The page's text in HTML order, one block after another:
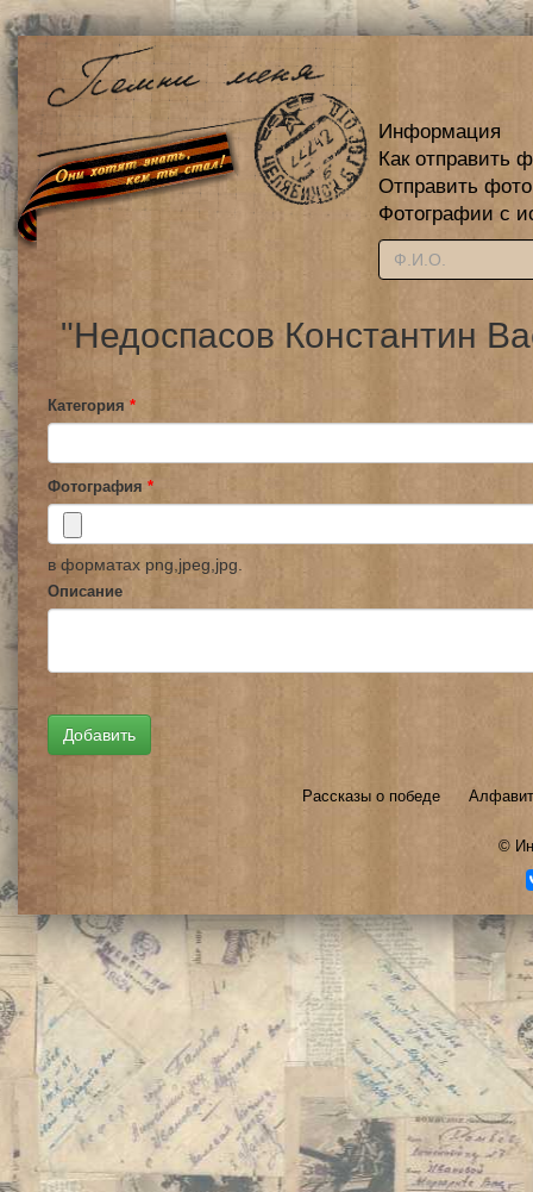
Информация
Как отправить
Отправить
Фотографии с
"Недоспасов Константин
Категория *
Фотография *
в форматах png,jpeg,jpg.
Описание
Рассказы о победе
©